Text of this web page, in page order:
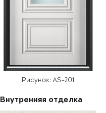
Рисунок: AS-201
Внутренняя отделка